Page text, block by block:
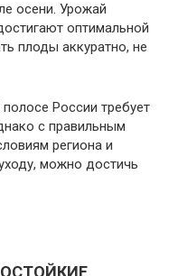
осени. Урожай
оптимальной
плоды аккуратно, не
России требует
с правильным
региона и
можно достичь